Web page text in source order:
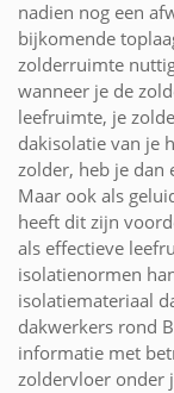
nadien nog een
bijkomende
zolderruimte
wanneer je de
leefruimte, je
dakisolatie van je
zolder, heb je dan
Maar ook als
heeft dit zijn
als effectieve
isolatienormen
isolatiemateriaal
dakwerkers rond
informatie met
zoldervloer onder